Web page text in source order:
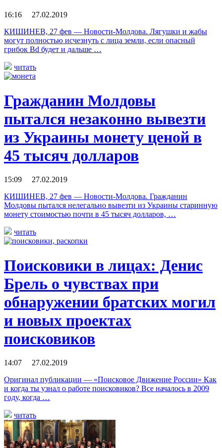
16:16 27.02.2019
КИШИНЕВ, 27 фев — Новости-Молдова. Лягушки и жабы
могут полностью исчезнуть с лица земли, если опасный
грибок Bd будет и дальше …
читать
Гражданин Молдовы
пытался незаконно вывезти
из Украины монету ценой в
45 тысяч долларов
15:09 27.02.2019
КИШИНЕВ, 27 фев — Новости-Молдова. Гражданин
Молдовы пытался нелегально вывезти из Украины старинную
монету стоимостью почти в 45 тысяч долларов, …
читать
Поисковики в лицах: Денис
Брель о чувствах при
обнаружении братских могил
и новых проектах
поисковиков
14:07 27.02.2019
Оригинал публикации — «Поисковое Движение России» Как
и когда ты узнал о работе поисковиков? Все началось в 2009
году, когда …
читать